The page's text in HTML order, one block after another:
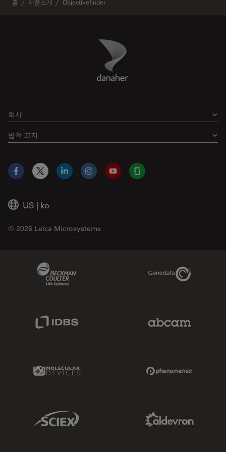
홈 제품소개 Objectivefinder
Danaher Logo
회사
법적 고지
US | ko
© 2026 Leica Microsystems
Facebook
X LinkedInInstagramYouTubeGlassdoor
Genedata Link
Molecular Devices Link
Sciex Link